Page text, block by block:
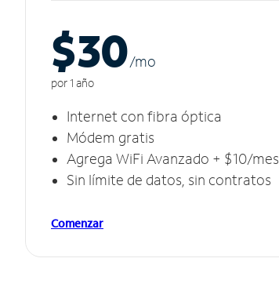
$30/mo
por 1 año
Internet con fibra óptica
Módem gratis
Agrega WiFi Avanzado + $10/mes
Sin límite de datos, sin contratos
Comenzar